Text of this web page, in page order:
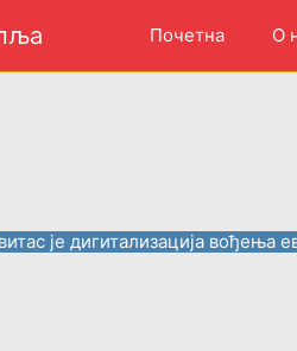
Почетна О
је дигитализација вођења